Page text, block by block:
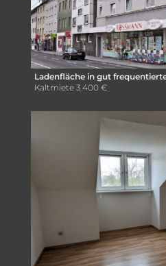
Ladenfläche in gut
Kaltmiete 3.400 €